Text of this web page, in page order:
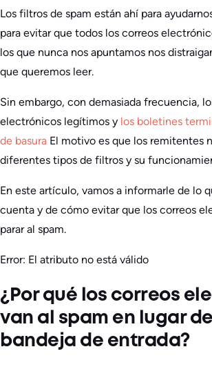
Los filtros de spam están ahí para
para evitar que todos los correos
los que nunca nos apuntamos nos
que queremos leer.
Sin embargo, con demasiada frecuencia,
electrónicos legítimos y los boletines
de basura El motivo es que los remitentes
diferentes tipos de filtros y su
En este artículo, vamos a informarle de lo
cuenta y de cómo evitar que los correos
parar al spam.
Error: El atributo no está válido
¿Por qué los correos
van al spam en lugar
bandeja de entrada?